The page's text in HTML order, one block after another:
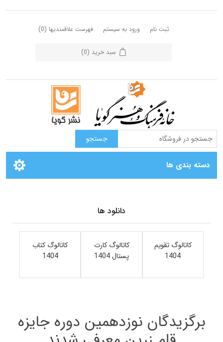
ثبت نام ورود به سیستم فهرست علاقمندیها (0)
سبد خرید (0)
دسته بندی ها
دانلود ها
کاتالوگ تقویم
1404
کاتالوگ کارت
پستال 1404
کاتالوگ کتاب
1404
برگزیدگان نوزدهمین دوره جایزه